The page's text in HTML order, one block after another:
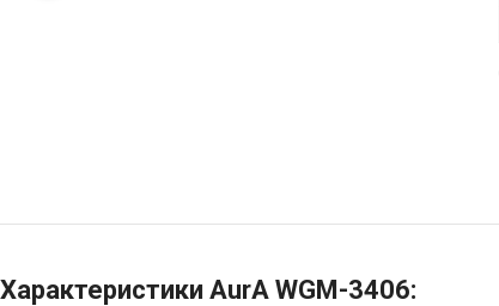
Характеристики AurA WGM-3406: